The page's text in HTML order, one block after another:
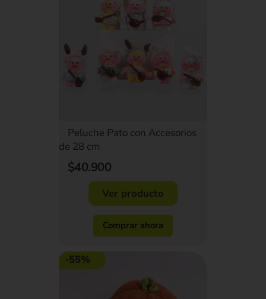
Peluche Pato con Accesorios
de 28 cm
$40.900
Ver producto
Comprar ahora
-55%